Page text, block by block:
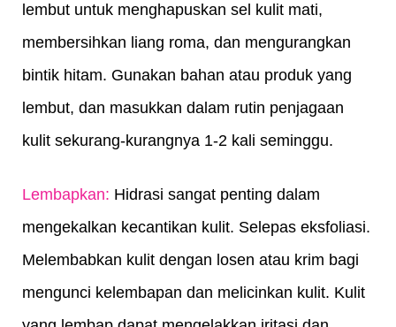
lembut untuk menghapuskan sel kulit mati,
membersihkan liang roma, dan mengurangkan
bintik hitam. Gunakan bahan atau produk yang
lembut, dan masukkan dalam rutin penjagaan
kulit sekurang-kurangnya 1-2 kali seminggu.
Lembapkan: Hidrasi sangat penting dalam
mengekalkan kecantikan kulit. Selepas eksfoliasi.
Melembabkan kulit dengan losen atau krim bagi
mengunci kelembapan dan melicinkan kulit. Kulit